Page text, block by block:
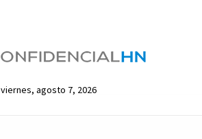
viernes, agosto 7, 2026